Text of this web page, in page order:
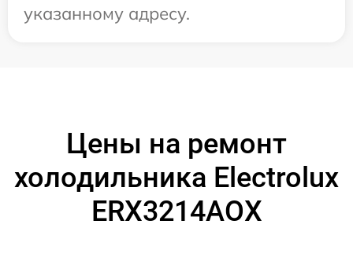
указанному адресу.
Цены на ремонт
холодильника Electrolux
ERX3214AOX